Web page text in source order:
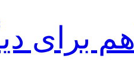
برای